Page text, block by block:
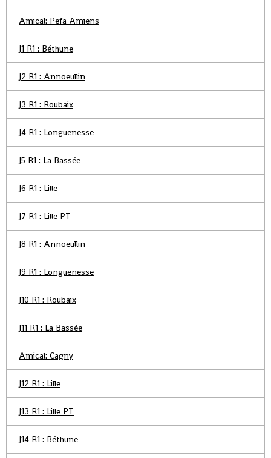
Amical: Pefa Amiens
J1 R1 : Béthune
J2 R1 : Annoeullin
J3 R1 : Roubaix
J4 R1 : Longuenesse
J5 R1 : La Bassée
J6 R1 : Lille
J7 R1 : Lille PT
J8 R1 : Annoeullin
J9 R1 : Longuenesse
J10 R1 : Roubaix
J11 R1 : La Bassée
Amical: Cagny
J12 R1 : Lille
J13 R1 : Lille PT
J14 R1 : Béthune